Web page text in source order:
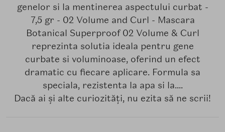
genelor si la mentinerea aspectului curbat -
7,5 gr - 02 Volume and Curl - Mascara
Botanical Superproof 02 Volume & Curl
reprezinta solutia ideala pentru gene
curbate si voluminoase, oferind un efect
dramatic cu fiecare aplicare. Formula sa
speciala, rezistenta la apa si la....
Dacă ai și alte curiozități, nu ezita să ne scrii!